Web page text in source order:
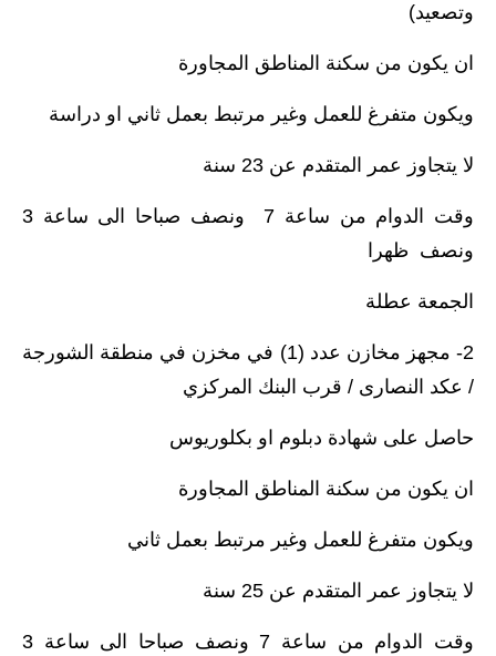
وتصعيد)
ان يكون من سكنة المناطق المجاورة
ويكون متفرغ للعمل وغير مرتبط بعمل ثاني او دراسة
لا يتجاوز عمر المتقدم عن 23 سنة
وقت الدوام من ساعة 7 ونصف صباحا الى ساعة 3
ونصف ظهرا
الجمعة عطلة
2- مجهز مخازن عدد (1) في مخزن في منطقة الشورجة
/ عكد النصارى / قرب البنك المركزي
حاصل على شهادة دبلوم او بكلوريوس
ان يكون من سكنة المناطق المجاورة
ويكون متفرغ للعمل وغير مرتبط بعمل ثاني
لا يتجاوز عمر المتقدم عن 25 سنة
وقت الدوام من ساعة 7 ونصف صباحا الى ساعة 3